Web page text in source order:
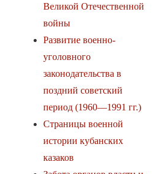
Великой Отечественной
войны
Развитие военно-
уголовного
законодательства в
поздний советский
период (1960—1991 гг.)
Страницы военной
истории кубанских
казаков